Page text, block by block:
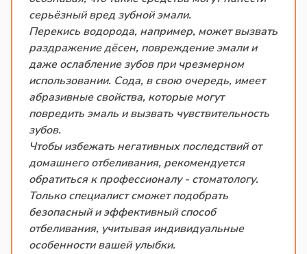
серьёзный вред зубной эмали.
Перекись водорода, например, может вызвать
раздражение дёсен, повреждение эмали и
даже ослабление зубов при чрезмерном
использовании. Сода, в свою очередь, имеет
абразивные свойства, которые могут
повредить эмаль и вызвать чувствительность
зубов.
Чтобы избежать негативных последствий от
домашнего отбеливания, рекомендуется
обратиться к профессионалу - стоматологу.
Только специалист сможет подобрать
безопасный и эффективный способ
отбеливания, учитывая индивидуальные
особенности вашей улыбки.